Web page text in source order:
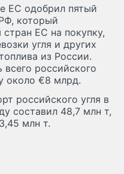
ЕС одобрил пятый
который
ЕС на покупку,
угля и других
из России.
всего российского
около €8 млрд.
российского угля в
составил 48,7 млн т,
млн т.